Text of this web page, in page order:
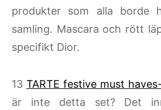
produkter som alla borde
samling. Mascara och rött
specifikt Dior.
13 TARTE festive must
är inte detta set? Det